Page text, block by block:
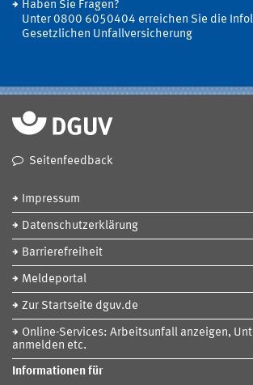
Haben Sie Fragen?
Unter 0800 6050404 erreichen Sie die
Gesetzlichen Unfallversicherung
Seitenfeedback
Impressum
Datenschutzerklärung
Barrierefreiheit
Meldeportal
Zur Startseite dguv.de
Online-Services: Arbeitsunfall anzeigen,
anmelden etc.
Informationen für